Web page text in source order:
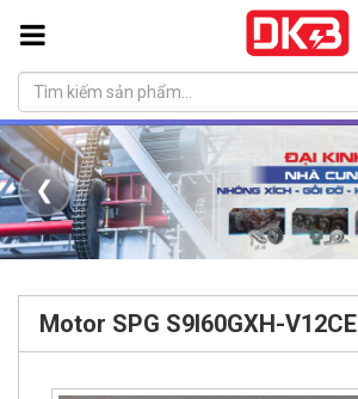
❮
Motor SPG S9I60GXH-V12CE